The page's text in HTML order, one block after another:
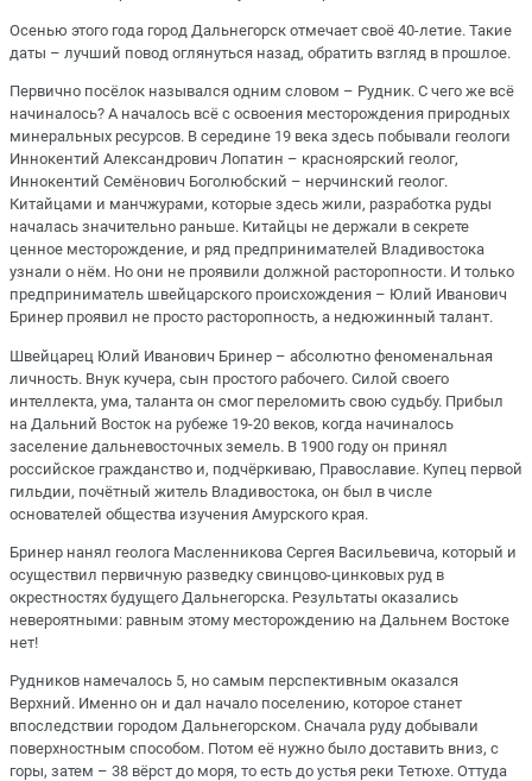
Осенью этого года город Дальнегорск отмечает своё 40-летие. Такие
даты – лучший повод оглянуться назад, обратить взгляд в прошлое.
Первично посёлок назывался одним словом – Рудник. С чего же всё
начиналось? А началось всё с освоения месторождения природных
минеральных ресурсов. В середине 19 века здесь побывали геологи
Иннокентий Александрович Лопатин – красноярский геолог,
Иннокентий Семёнович Боголюбский – нерчинский геолог.
Китайцами и манчжурами, которые здесь жили, разработка руды
началась значительно раньше. Китайцы не держали в секрете
ценное месторождение, и ряд предпринимателей Владивостока
узнали о нём. Но они не проявили должной расторопности. И только
предприниматель швейцарского происхождения – Юлий Иванович
Бринер проявил не просто расторопность, а недюжинный талант.
Швейцарец Юлий Иванович Бринер – абсолютно феноменальная
личность. Внук кучера, сын простого рабочего. Силой своего
интеллекта, ума, таланта он смог переломить свою судьбу. Прибыл
на Дальний Восток на рубеже 19-20 веков, когда начиналось
заселение дальневосточных земель. В 1900 году он принял
российское гражданство и, подчёркиваю, Православие. Купец первой
гильдии, почётный житель Владивостока, он был в числе
основателей общества изучения Амурского края.
Бринер нанял геолога Масленникова Сергея Васильевича, который и
осуществил первичную разведку свинцово-цинковых руд в
окрестностях будущего Дальнегорска. Результаты оказались
невероятными: равным этому месторождению на Дальнем Востоке
нет!
Рудников намечалось 5, но самым перспективным оказался
Верхний. Именно он и дал начало поселению, которое станет
впоследствии городом Дальнегорском. Сначала руду добывали
поверхностным способом. Потом её нужно было доставить вниз, с
горы, затем – 38 вёрст до моря, то есть до устья реки Тетюхе. Оттуда